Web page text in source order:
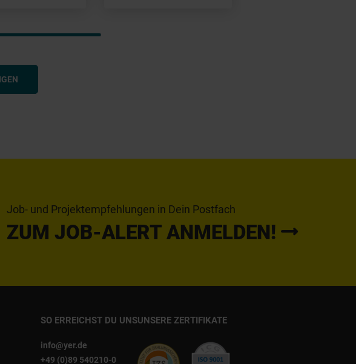
Job- und Projektempfehlungen in Dein Postfach
ZUM JOB-ALERT ANMELDEN!
SO ERREICHST DU UNS
info@yer.de
+49 (0)89 540210-0
UNSERE ZERTIFIKATE